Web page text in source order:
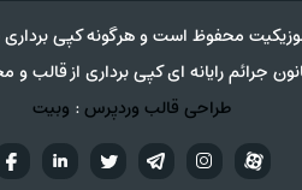
محفوظ است و هرگونه کپی
طراحی قالب وردپرس: وبیت
تويترتلگراماینستاگرام آپارات